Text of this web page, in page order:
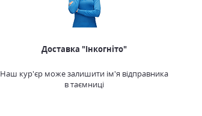
Доставка "Інкогніто"
Наш кур'єр може залишити ім'я відправника
в таємниці